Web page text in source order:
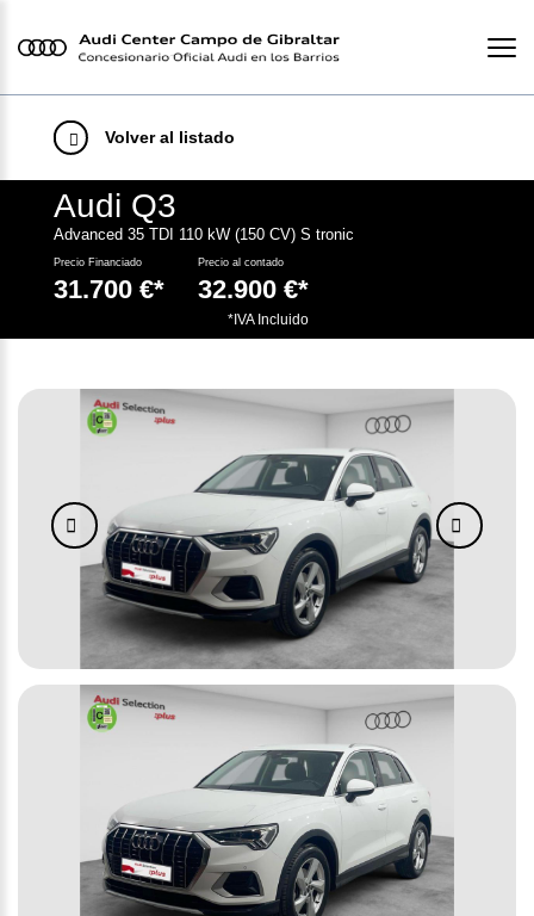
Volver al listado
Audi Q3
Advanced 35 TDI 110 kW (150 CV) S tronic
Precio Financiado
31.700 €*
Precio al contado
32.900 €*
*IVA Incluido